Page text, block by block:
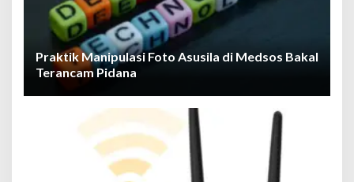
Praktik Manipulasi Foto Asusila di Medsos Bakal
Terancam Pidana